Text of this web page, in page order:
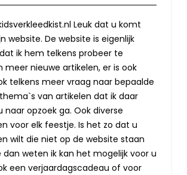
Leuk dat u komt
website. De website is eigenlijk
ik hem telkens probeer te
meer nieuwe artikelen, er is ook
telkens meer vraag naar bepaalde
van artikelen dat ik daar
naar opzoek ga. Ook diverse
voor elk feestje. Is het zo dat u
wilt die niet op de website staan
weten ik kan het mogelijk voor u
een verjaardagscadeau of voor